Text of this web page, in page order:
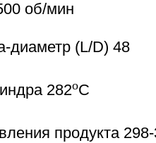
об/мин
диаметр (L/D) 48
282oC
продукта